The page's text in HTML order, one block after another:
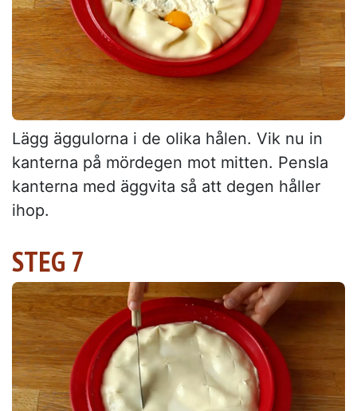
Lägg äggulorna i de olika hålen. Vik nu in
kanterna på mördegen mot mitten. Pensla
kanterna med äggvita så att degen håller
ihop.
STEG 7